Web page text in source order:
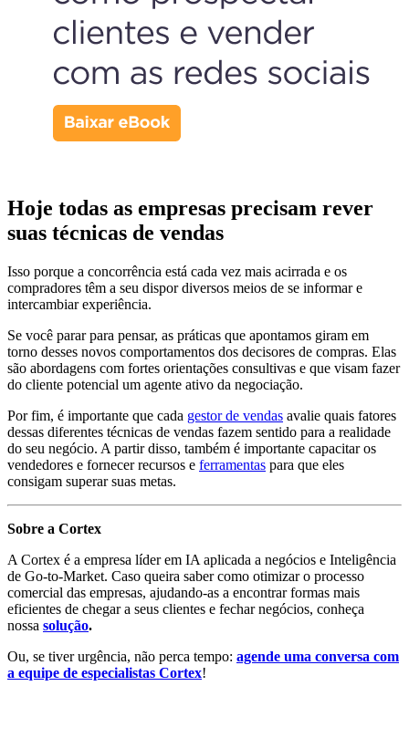
Hoje todas as empresas precisam rever
suas técnicas de vendas
Isso porque a concorrência está cada vez mais acirrada e os
compradores têm a seu dispor diversos meios de se informar e
intercambiar experiência.
Se você parar para pensar, as práticas que apontamos giram em
torno desses novos comportamentos dos decisores de compras. Elas
são abordagens com fortes orientações consultivas e que visam fazer
do cliente potencial um agente ativo da negociação.
Por fim, é importante que cada gestor de vendas avalie quais fatores
dessas diferentes técnicas de vendas fazem sentido para a realidade
do seu negócio. A partir disso, também é importante capacitar os
vendedores e fornecer recursos e ferramentas para que eles
consigam superar suas metas.
Sobre a Cortex
A Cortex é a empresa líder em IA aplicada a negócios e Inteligência
de Go-to-Market. Caso queira saber como otimizar o processo
comercial das empresas, ajudando-as a encontrar formas mais
eficientes de chegar a seus clientes e fechar negócios, conheça
nossa solução.
Ou, se tiver urgência, não perca tempo: agende uma conversa com
a equipe de especialistas Cortex!